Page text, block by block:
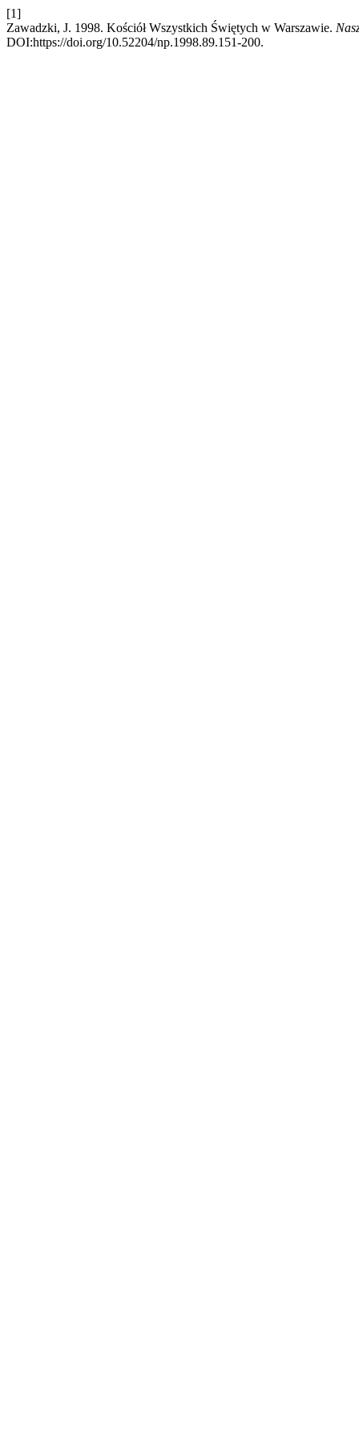
[1]
Zawadzki, J. 1998. Kościół Wszystkich Świętych w Warszawie.
DOI:https://doi.org/10.52204/np.1998.89.151-200.